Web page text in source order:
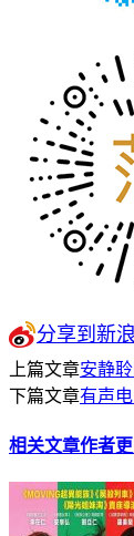
分享到新
上篇文章安静
下篇文章有声
相关文章作者